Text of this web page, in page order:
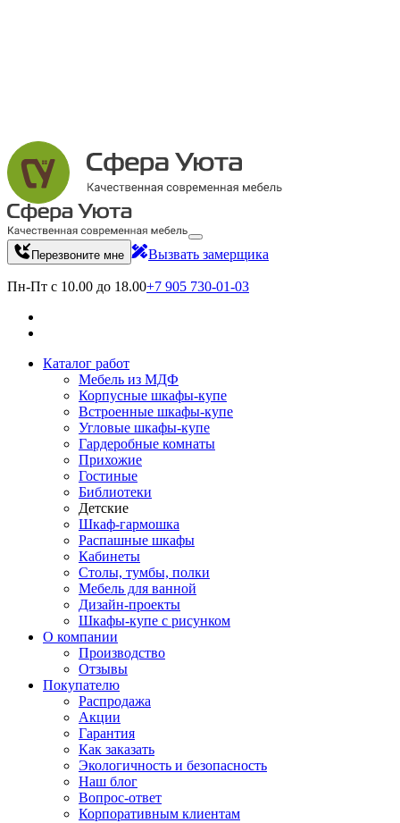
Перезвоните мне Вызвать замерщика
Пн-Пт с 10.00 до 18.00+7 905 730-01-03
Каталог работ
Мебель из МДФ
Корпусные шкафы-купе
Встроенные шкафы-купе
Угловые шкафы-купе
Гардеробные комнаты
Прихожие
Гостиные
Библиотеки
Детские
Шкаф-гармошка
Распашные шкафы
Кабинеты
Столы, тумбы, полки
Мебель для ванной
Дизайн-проекты
Шкафы-купе с рисунком
О компании
Производство
Отзывы
Покупателю
Распродажа
Акции
Гарантия
Как заказать
Экологичность и безопасность
Наш блог
Вопрос-ответ
Корпоративным клиентам